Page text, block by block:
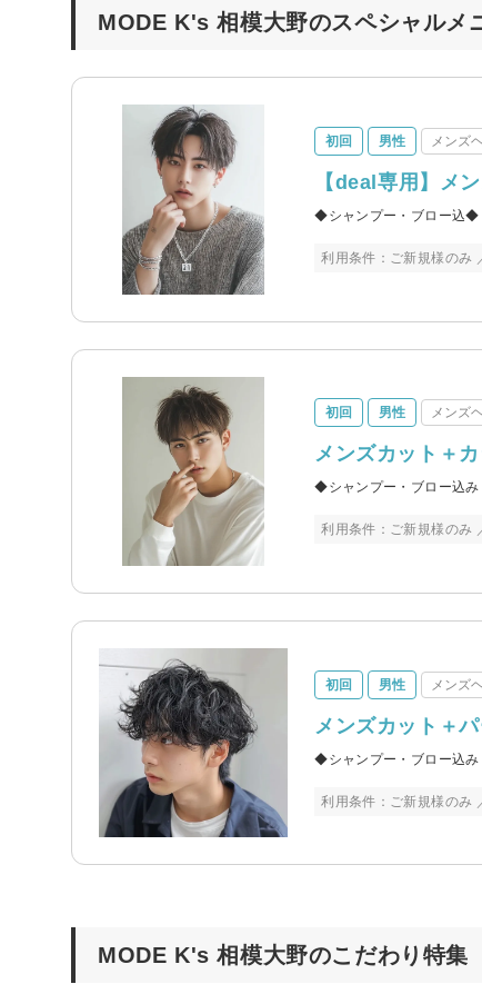
MODE K's 相模大野のスペシャルメ
初回 男性 メンズ
【deal専用】メ
◆シャンプー・ブロー込◆
利用条件：ご新規様のみ
初回 男性 メンズ
メンズカット＋
◆シャンプー・ブロー込み
利用条件：ご新規様のみ
初回 男性 メンズ
メンズカット＋
◆シャンプー・ブロー込み
利用条件：ご新規様のみ
MODE K's 相模大野のこだわり特集